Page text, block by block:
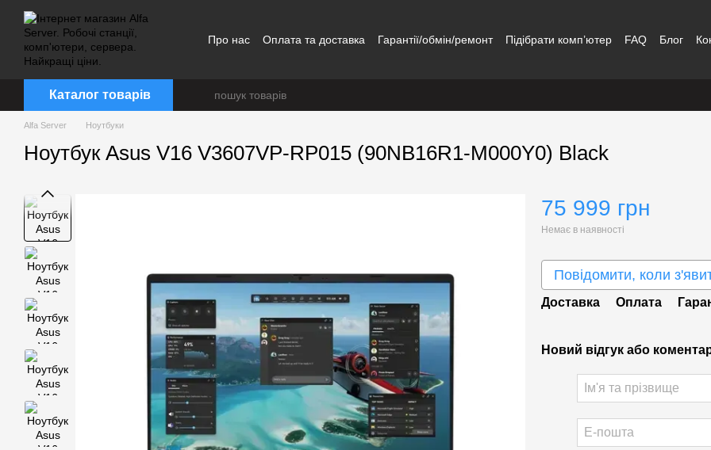
Перейти до основного контенту
Про нас Оплата та доставка Гарантії/обмін/ремонт Підібрати комп’ютер FAQ Блог
Каталог товарів
Alfa Server Ноутбуки
Ноутбук Asus V16 V3607VP-RP015 (90NB16R1-M000Y0) Black
75 999 грн
Немає в наявності
Повідомити, коли
Доставка Оплата
Новий відгук або